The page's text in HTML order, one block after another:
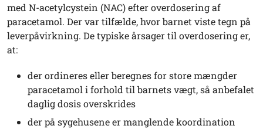
med N-acetylcystein (NAC) efter overdosering af
paracetamol. Der var tilfælde, hvor barnet viste tegn på
leverpåvirkning. De typiske årsager til overdosering er,
at:
der ordineres eller beregnes for store mængder
paracetamol i forhold til barnets vægt, så anbefalet
daglig dosis overskrides
der på sygehusene er manglende koordination